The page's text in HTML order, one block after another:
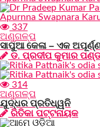
337
ଅଣୁଗଳ୍ପ
ସାପୁଆ କେଳା – ଏକ
ଡ. ପ୍ରଦୀପ କୁମାର
314
ଅଣୁଗଳ୍ପ
ଯୁଦ୍ଧର ପ୍ରତିଧ୍ୱନି
ରିତିକା ପଟ୍ଟନାୟକ